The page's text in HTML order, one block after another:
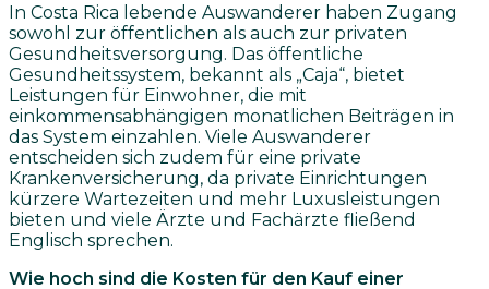
In Costa Rica lebende Auswanderer haben Zugang
sowohl zur öffentlichen als auch zur privaten
Gesundheitsversorgung. Das öffentliche
Gesundheitssystem, bekannt als „Caja“, bietet
Leistungen für Einwohner, die mit
einkommensabhängigen monatlichen Beiträgen in
das System einzahlen. Viele Auswanderer
entscheiden sich zudem für eine private
Krankenversicherung, da private Einrichtungen
kürzere Wartezeiten und mehr Luxusleistungen
bieten und viele Ärzte und Fachärzte fließend
Englisch sprechen.
Wie hoch sind die Kosten für den Kauf einer